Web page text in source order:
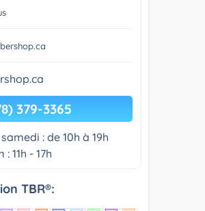
379-3365
: de 10h à 19h
: 11h - 17h
TBR®: